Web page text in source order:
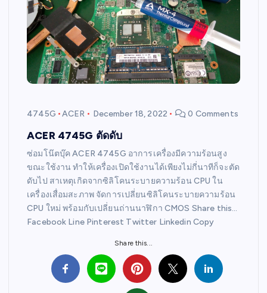
4745G ACER December 18, 2022 0 Comments
ACER 4745G ตัดดับ
ซ่อมโน๊ตบุ๊ค ACER 4745G อาการเครื่องมีความร้อนสูง
ขณะใช้งาน ทำให้เครื่องเปิดใช้งานได้เพียงไม่กี่นาทีก็จะตัด
ดับไป สาเหตุเกิดจากซิลิโคนระบายความร้อน CPU ใน
เครื่องเสื่อมสะภาพ จัดการเปลี่ยนซิลิโคนระบายความร้อน
CPU ใหม่ พร้อมกับเปลี่ยนถ่านนาฬิกา CMOS Share this…
Facebook Line Pinterest Twitter Linkedin Copy
Share this...